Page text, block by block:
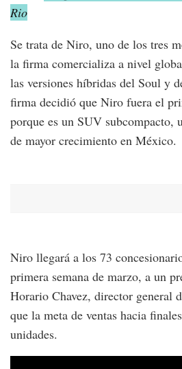
Rio
Se trata de Niro, uno de los tres
la firma comercializa a nivel
las versiones híbridas del Soul y
firma decidió que Niro fuera el
porque es un SUV subcompacto,
de mayor crecimiento en México.
Niro llegará a los 73
primera semana de marzo, a un
Horario Chavez, director
que la meta de ventas hacia
unidades.